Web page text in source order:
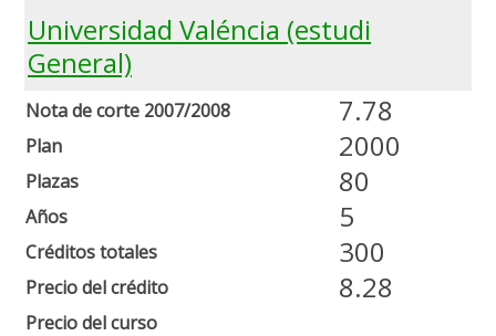
Universidad Valéncia (estudi
General)
Nota de corte 2007/2008
Plan
Plazas
Años
Créditos totales
Precio del crédito
Precio del curso
7.78
2000
80
5
300
8.28